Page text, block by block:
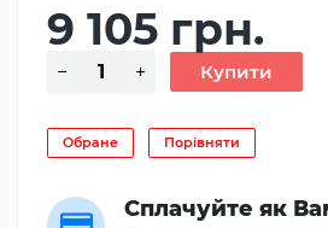
9 105 грн.
Обране Порівняти
Сплачуйте як